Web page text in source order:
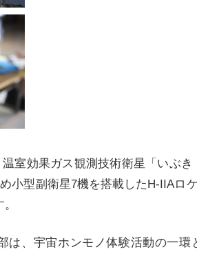
室効果ガス観測技術衛星「いぶ
小型副衛星7機を搭載したH-IIAロ
は、宇宙ホンモノ体験活動の一環